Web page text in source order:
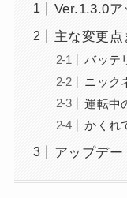
Ver.1.3.0
主な変更点
バッテ
ニック
運転中
かくれ
アップデ